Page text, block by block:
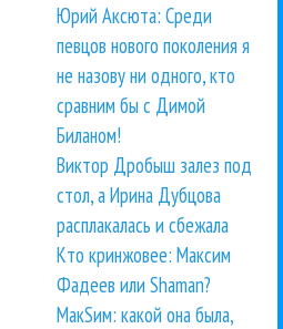
Юрий Аксюта: Среди
певцов нового поколения я
не назову ни одного, кто
сравним бы с Димой
Биланом!
Виктор Дробыш залез под
стол, а Ирина Дубцова
расплакалась и сбежала
Кто кринжовее: Максим
Фадеев или Shaman?
МакSим: какой она была,